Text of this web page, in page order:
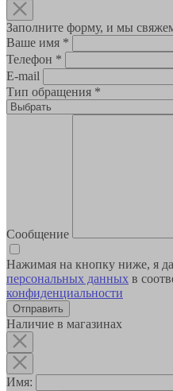
Заполните форму, и мы
Ваше имя *
Телефон *
E-mail
Тип обращения *
Сообщение
Нажимая на кнопку ниже, я
персональных данных в
конфиденциальности
Наличие в магазинах
Имя: